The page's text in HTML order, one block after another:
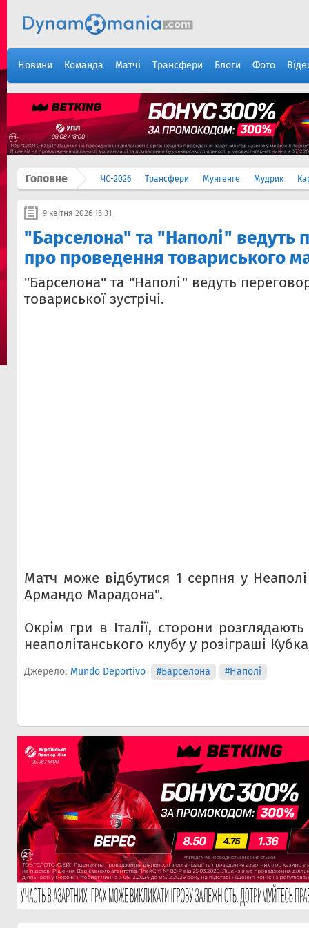
Новини Команда Матчі Трансфери Блоги Фото
Головне ЧС-2026 Трансфери Мунгенге Мудрик
9 квітня 2026 15:31
"Барселона" та "Наполі" ведуть
про проведення товариського
"Барселона" та "Наполі" ведуть
товариської зустрічі.
Матч може відбутися 1 серпня у Неаполі
Армандо Марадона".
Окрім гри в Італії, сторони
неаполітанського клубу у розіграші
Джерело: Mundo Deportivo #Барселона #Наполі